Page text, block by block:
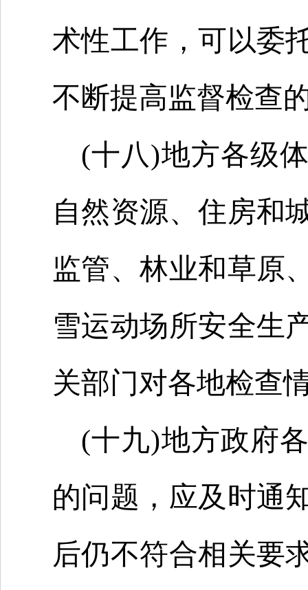
术性工作，可以委
不断提高监督检查
(十八)地方各级
自然资源、住房和
监管、林业和草原
雪运动场所安全生
关部门对各地检查
(十九)地方政府
的问题，应及时通
后仍不符合相关要